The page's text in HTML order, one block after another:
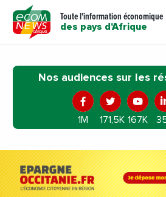
Toute l'information économique
des pays d'Afrique
Nos audiences sur les
1M 171,5K 167K